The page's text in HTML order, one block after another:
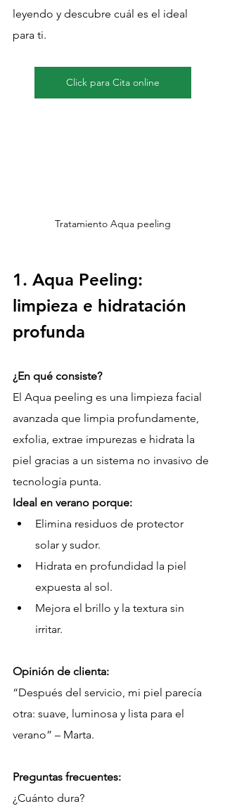
leyendo y descubre cuál es el ideal
para ti.
Click para Cita online
Tratamiento Aqua peeling
1. Aqua Peeling:
limpieza e hidratación
profunda
¿En qué consiste?
El Aqua peeling es una limpieza facial
avanzada que limpia profundamente,
exfolia, extrae impurezas e hidrata la
piel gracias a un sistema no invasivo de
tecnología punta.
Ideal en verano porque:
Elimina residuos de protector
solar y sudor.
Hidrata en profundidad la piel
expuesta al sol.
Mejora el brillo y la textura sin
irritar.
Opinión de clienta:
“Después del servicio, mi piel parecía
otra: suave, luminosa y lista para el
verano” – Marta.
Preguntas frecuentes:
¿Cuánto dura?